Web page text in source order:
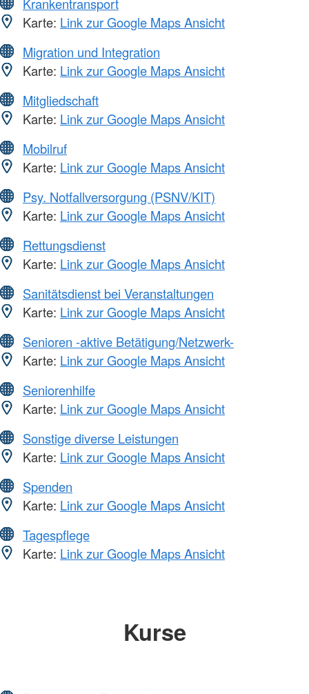
Karte: Link zur Google Maps Ansicht
Migration und Integration
Karte: Link zur Google Maps Ansicht
Mitgliedschaft
Karte: Link zur Google Maps Ansicht
Mobilruf
Karte: Link zur Google Maps Ansicht
Psy. Notfallversorgung (PSNV/KIT)
Karte: Link zur Google Maps Ansicht
Rettungsdienst
Karte: Link zur Google Maps Ansicht
Sanitätsdienst bei Veranstaltungen
Karte: Link zur Google Maps Ansicht
Senioren -aktive Betätigung/Netzwerk-
Karte: Link zur Google Maps Ansicht
Seniorenhilfe
Karte: Link zur Google Maps Ansicht
Sonstige diverse Leistungen
Karte: Link zur Google Maps Ansicht
Spenden
Karte: Link zur Google Maps Ansicht
Tagespflege
Karte: Link zur Google Maps Ansicht
Kurse